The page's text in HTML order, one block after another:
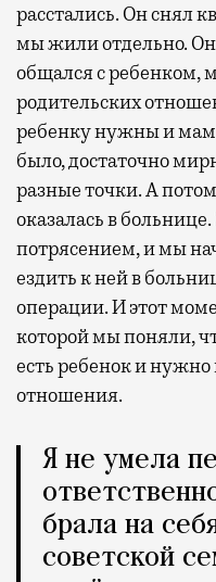
расстались. Он снял
мы жили отдельно.
общался с ребенком,
родительских
ребенку нужны и
было, достаточно
разные точки. А
оказалась в
потрясением, и мы
ездить к ней в
операции. И этот
которой мы поняли,
есть ребенок и нужно
отношения.
Я не умела
брала на
советской